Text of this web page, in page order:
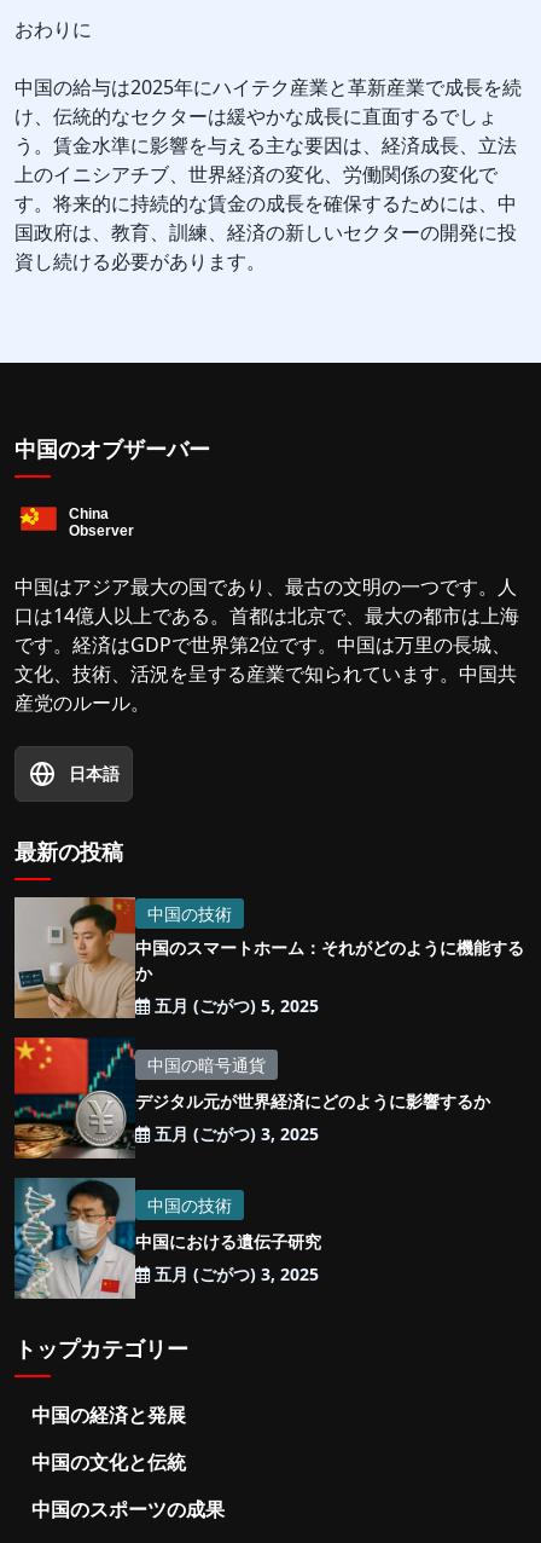
おわりに
中国の給与は2025年にハイテク産業と革新産業で成長を続
け、伝統的なセクターは緩やかな成長に直面するでしょ
う。賃金水準に影響を与える主な要因は、経済成長、立法
上のイニシアチブ、世界経済の変化、労働関係の変化で
す。将来的に持続的な賃金の成長を確保するためには、中
国政府は、教育、訓練、経済の新しいセクターの開発に投
資し続ける必要があります。
中国のオブザーバー
中国はアジア最大の国であり、最古の文明の一つです。人
口は14億人以上である。首都は北京で、最大の都市は上海
です。経済はGDPで世界第2位です。中国は万里の長城、
文化、技術、活況を呈する産業で知られています。中国共
産党のルール。
日本語
最新の投稿
中国の技術
中国のスマートホーム：それがどのように機能する
か
五月 (ごがつ) 5, 2025
中国の暗号通貨
デジタル元が世界経済にどのように影響するか
五月 (ごがつ) 3, 2025
中国の技術
中国における遺伝子研究
五月 (ごがつ) 3, 2025
トップカテゴリー
中国の経済と発展
中国の文化と伝統
中国のスポーツの成果